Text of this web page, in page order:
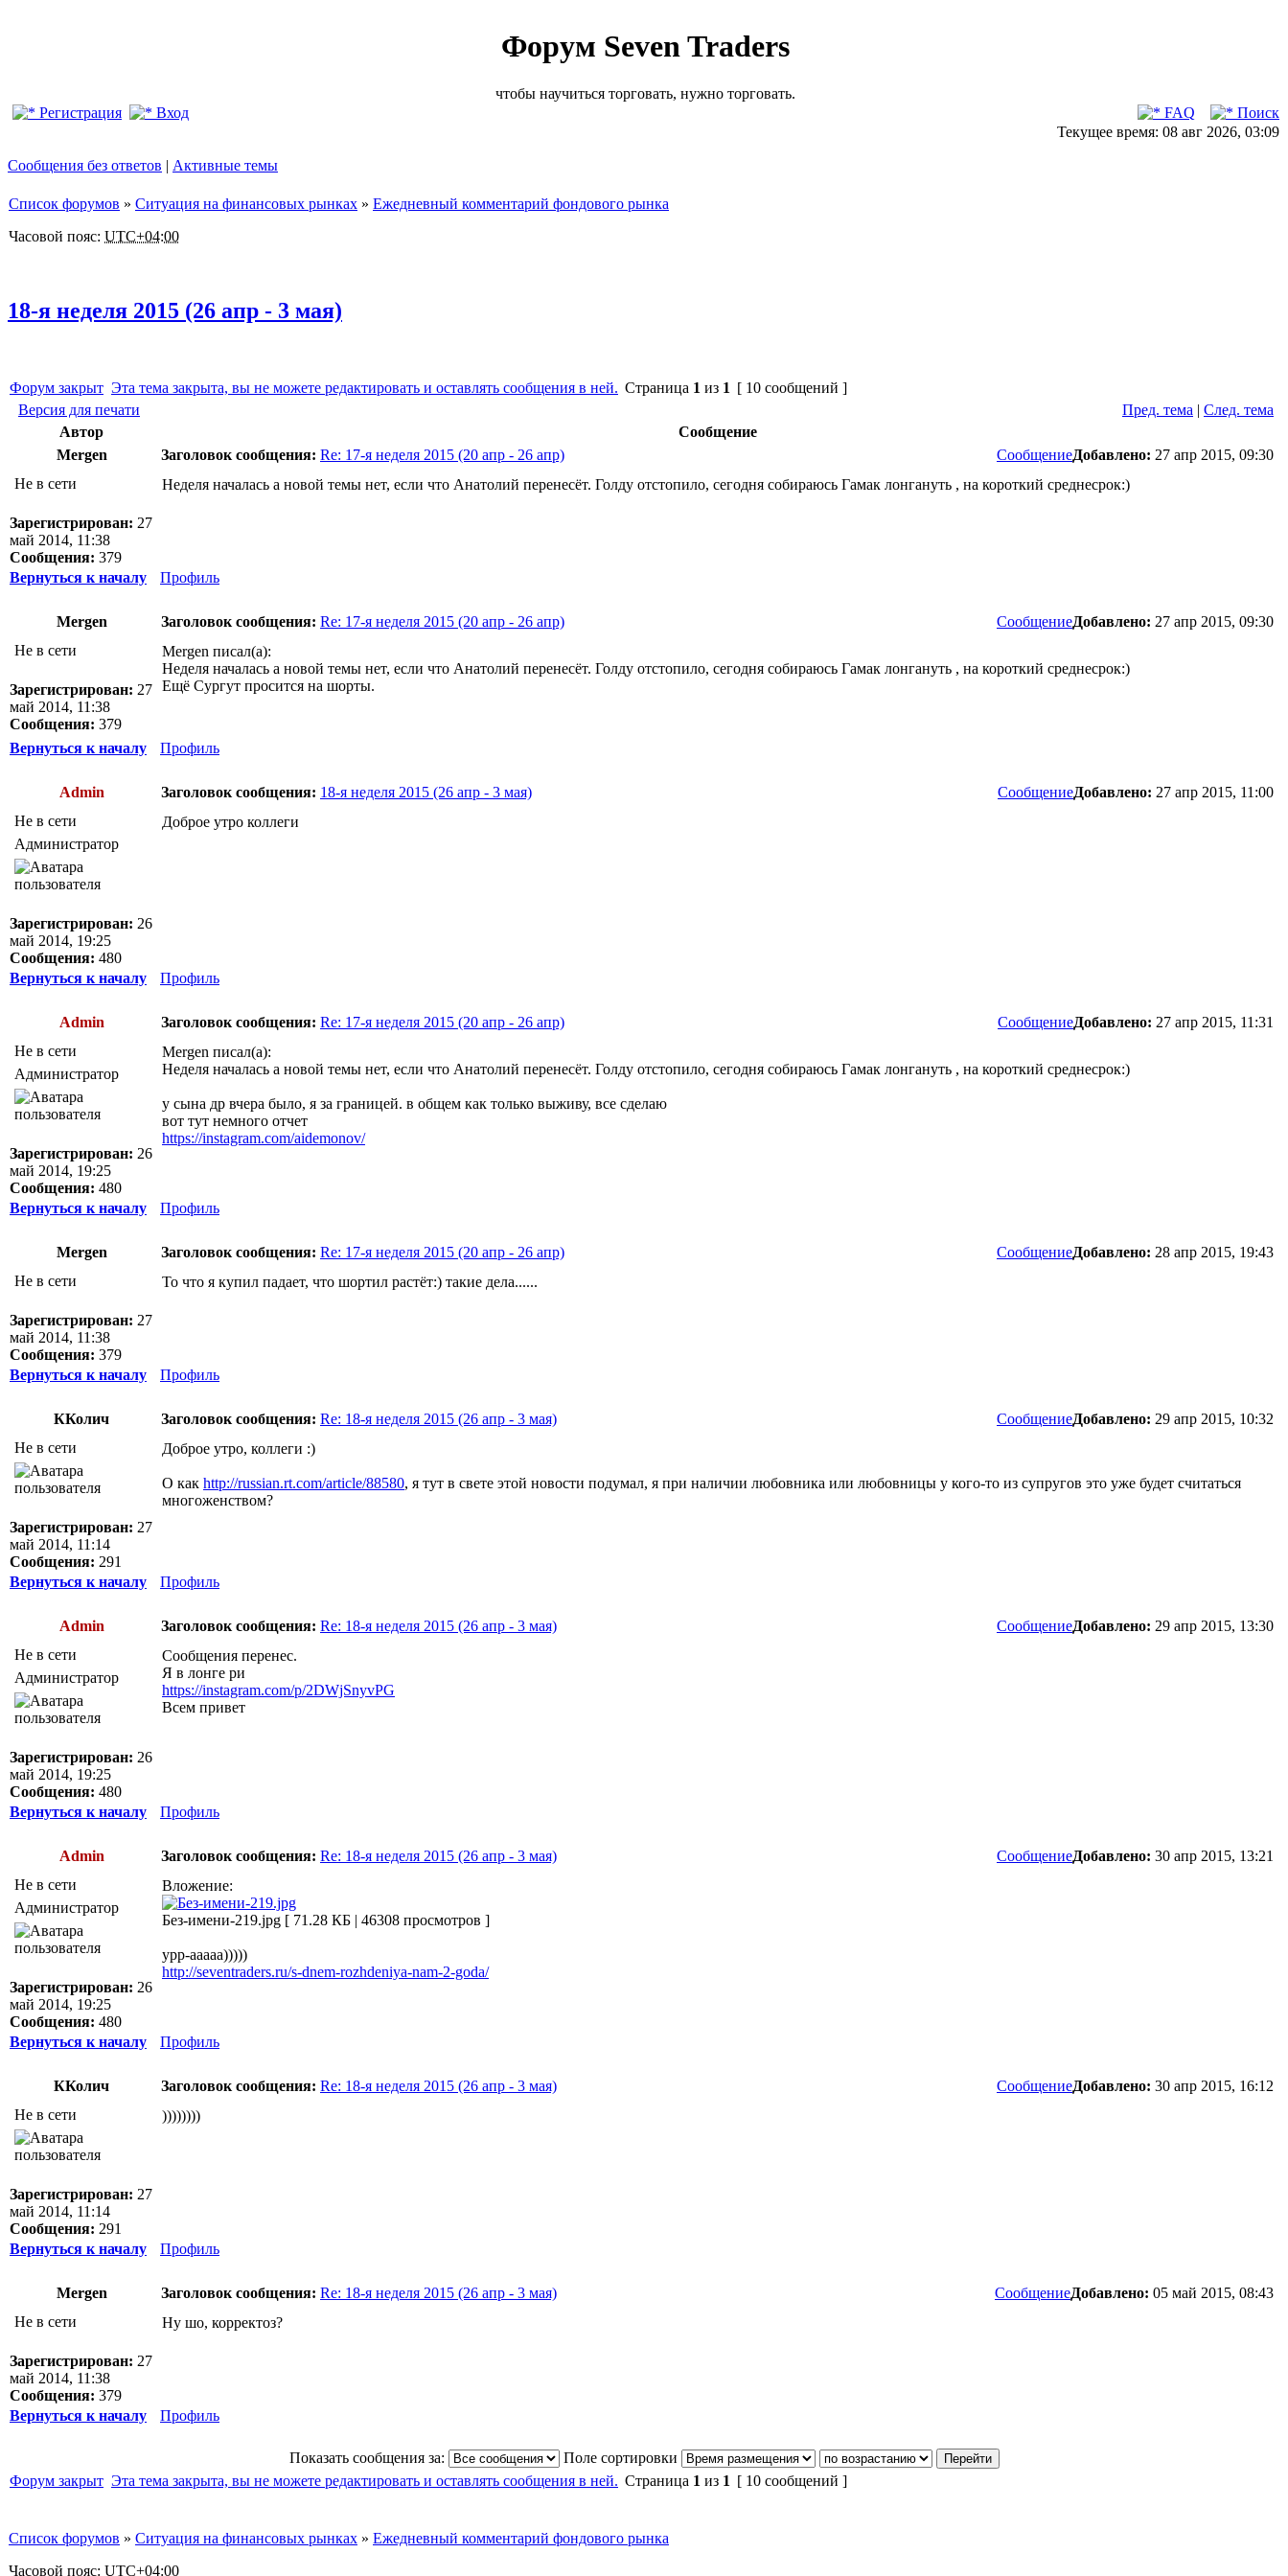
Форум Seven Traders
чтобы научиться торговать, нужно торговать.
Регистрация
Вход FAQ
Поиск
Текущее время: 08 авг 2026, 03:09
Сообщения без ответов | Активные темы
Список форумов » Ситуация на финансовых рынках » Ежедневный комментарий фондового рынка
Часовой пояс: UTC+04:00
18-я неделя 2015 (26 апр - 3 мая)
Форум закрыт Эта тема закрыта, вы не можете редактировать и оставлять сообщения в ней. Страница 1 из 1 [ 10 сообщений ]
Версия для печати
Пред. тема | След. тема
Автор
Сообщение
Mergen
Заголовок сообщения: Re: 17-я неделя 2015 (20 апр - 26 апр) СообщениеДобавлено: 27 апр 2015, 09:30
Не в сети
Зарегистрирован: 27
май 2014, 11:38
Сообщения: 379
Неделя началась а новой темы нет, если что Анатолий перенесёт. Голду отстопило, сегодня собираюсь Гамак лонгануть , на короткий среднесрок:)
Вернуться к началу Профиль
Mergen Заголовок сообщения: Re: 17-я неделя 2015 (20 апр - 26 апр) СообщениеДобавлено: 27 апр 2015, 09:30
Не в сети
Зарегистрирован: 27
май 2014, 11:38
Сообщения: 379
Mergen писал(а):
Неделя началась а новой темы нет, если что Анатолий перенесёт. Голду отстопило, сегодня собираюсь Гамак лонгануть , на короткий среднесрок:)
Ещё Сургут просится на шорты.
Вернуться к началу Профиль
Admin Заголовок сообщения: 18-я неделя 2015 (26 апр - 3 мая) СообщениеДобавлено: 27 апр 2015, 11:00
Не в сети
Администратор
Зарегистрирован: 26
май 2014, 19:25
Сообщения: 480
Доброе утро коллеги
Вернуться к началу Профиль
Admin Заголовок сообщения: Re: 17-я неделя 2015 (20 апр - 26 апр) СообщениеДобавлено: 27 апр 2015, 11:31
Не в сети
Администратор
Зарегистрирован: 26
май 2014, 19:25
Сообщения: 480
Mergen писал(а):
Неделя началась а новой темы нет, если что Анатолий перенесёт. Голду отстопило, сегодня собираюсь Гамак лонгануть , на короткий среднесрок:)
у сына др вчера было, я за границей. в общем как только выживу, все сделаю
вот тут немного отчет
https://instagram.com/aidemonov/
Вернуться к началу Профиль
Mergen Заголовок сообщения: Re: 17-я неделя 2015 (20 апр - 26 апр) СообщениеДобавлено: 28 апр 2015, 19:43
Не в сети
Зарегистрирован: 27
май 2014, 11:38
Сообщения: 379
То что я купил падает, что шортил растёт:) такие дела......
Вернуться к началу Профиль
ККолич Заголовок сообщения: Re: 18-я неделя 2015 (26 апр - 3 мая) СообщениеДобавлено: 29 апр 2015, 10:32
Не в сети
Зарегистрирован: 27
май 2014, 11:14
Сообщения: 291
Доброе утро, коллеги :)
О как http://russian.rt.com/article/88580, я тут в свете этой новости подумал, я при наличии любовника или любовницы у кого-то из супругов это уже будет считаться
многоженством?
Вернуться к началу Профиль
Admin Заголовок сообщения: Re: 18-я неделя 2015 (26 апр - 3 мая) СообщениеДобавлено: 29 апр 2015, 13:30
Не в сети
Администратор
Зарегистрирован: 26
май 2014, 19:25
Сообщения: 480
Сообщения перенес.
Я в лонге ри
https://instagram.com/p/2DWjSnyvPG
Всем привет
Вернуться к началу Профиль
Admin Заголовок сообщения: Re: 18-я неделя 2015 (26 апр - 3 мая) СообщениеДобавлено: 30 апр 2015, 13:21
Не в сети
Администратор
Зарегистрирован: 26
май 2014, 19:25
Сообщения: 480
Вложение:
Без-имени-219.jpg [ 71.28 КБ | 46308 просмотров ]
урр-ааааа)))))
http://seventraders.ru/s-dnem-rozhdeniya-nam-2-goda/
Вернуться к началу Профиль
ККолич Заголовок сообщения: Re: 18-я неделя 2015 (26 апр - 3 мая) СообщениеДобавлено: 30 апр 2015, 16:12
Не в сети
Зарегистрирован: 27
май 2014, 11:14
Сообщения: 291
))))))))
Вернуться к началу Профиль
Mergen Заголовок сообщения: Re: 18-я неделя 2015 (26 апр - 3 мая) СообщениеДобавлено: 05 май 2015, 08:43
Не в сети
Зарегистрирован: 27
май 2014, 11:38
Сообщения: 379
Ну шо, корректоз?
Вернуться к началу Профиль
Показать сообщения за:
Поле сортировки
Форум закрыт Эта тема закрыта, вы не можете редактировать и оставлять сообщения в ней. Страница 1 из 1 [ 10 сообщений ]
Список форумов » Ситуация на финансовых рынках » Ежедневный комментарий фондового рынка
Часовой пояс: UTC+04:00